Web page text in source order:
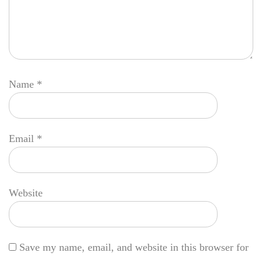
Name *
Email *
Website
Save my name, email, and website in this browser for